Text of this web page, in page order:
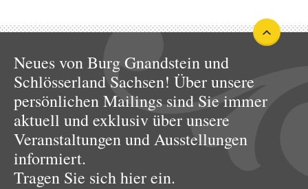
Neues von Burg Gnandstein und
Schlösserland Sachsen! Über unsere
persönlichen Mailings sind Sie immer
aktuell und exklusiv über unsere
Veranstaltungen und Ausstellungen
informiert.
Tragen Sie sich hier ein.